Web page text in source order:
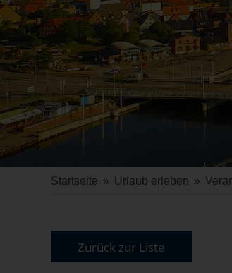
Startseite » Urlaub erleben »
Zurück zur Liste